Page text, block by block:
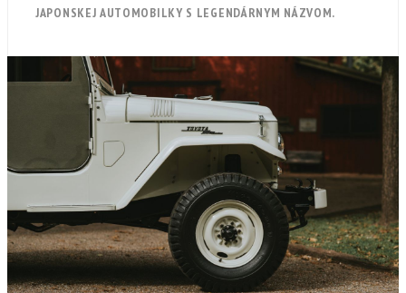
JAPONSKEJ AUTOMOBILKY S LEGENDÁRNYM NÁZVOM.